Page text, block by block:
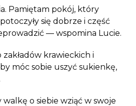
Pamiętam pokój, który
się dobrze i część
— wspomina Lucie.
krawieckich i
móc sobie uszyć sukienkę,
o siebie wziąć w swoje